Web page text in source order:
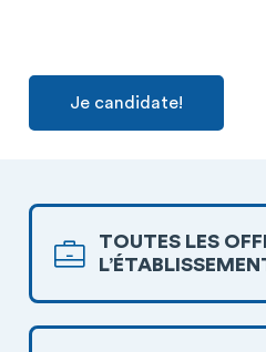
Je candidate!
TOUTES LES